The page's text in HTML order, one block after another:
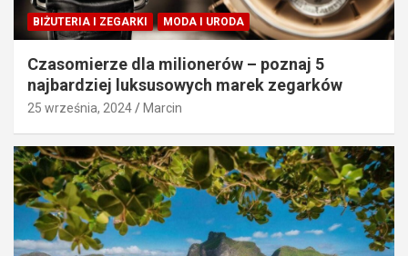
BIŻUTERIA I ZEGARKI MODA I URODA
Czasomierze dla milionerów – poznaj 5
najbardziej luksusowych marek zegarków
25 września, 2024 Marcin